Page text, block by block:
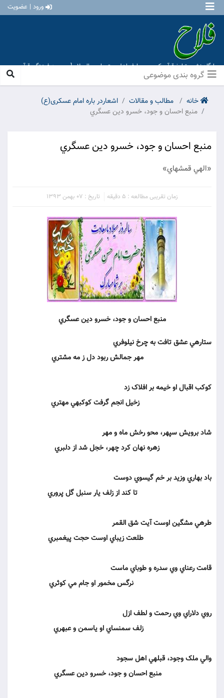
ورود | عضویت
پایگاه نشر و تبلیغ قرآن کریم و معارف اهل بیت علیهم السلام [ موسسه فرهنگی قرآن و
عترت منهاج عشق آباد ]
خانه مطالب و مقالات
اشعاردر باره امام عسکری(ع)
منبع احسان و جود، خسرو دين عسگري
منبع احسان و جود، خسرو دين عسگري
«الهي قمشه‏اي»
زمان تقریبی مطالعه : 5 دقیقه تاریخ : 07 بهمن 1393
منبع احسان و جود، خسرو دين عسگري
ستاره‏ي عشق تافت به چرخ نيلوفري‏
مهر جمالش ربود دل ز مه مشتري‏
کوکب اقبال او خيمه بر افلاک زد
زخيل انجم گرفت کوکبه‏ي مهتري‏
شاد برويش سپهر، محو رخش ماه و مهر
زهره نهان کرد چهر، خجل شد از دلبري‏
باد بهاري وزيد بر خم گيسوي دوست‏
تا کند از زلف يار سنبل گل پروري‏
طره‏ي مشگين اوست آيت شق القمر
طلعت زيباي اوست حجت پيغمبري‏
قامت رعناي وي سدره و طوباي ماست‏
نرگس مخمور او جام مي کوثري‏
روي دلاراي وي رحمت و لطف ازل‏
زلف سمنساي او ياسمن و عبهري‏
والي ملک وجود، قبله‏ي اهل سجود
منبع احسان و جود، خسرو دين عسگري‏